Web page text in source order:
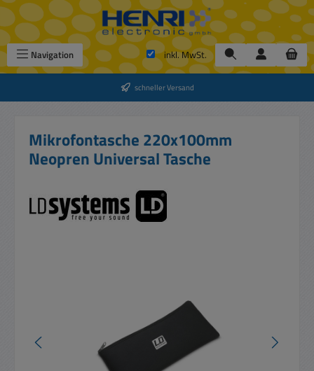
Zum Hauptinhalt springen
Navigation inkl. MwSt.
schneller Versand
Mikrofontasche 220x100mm
Neopren Universal Tasche